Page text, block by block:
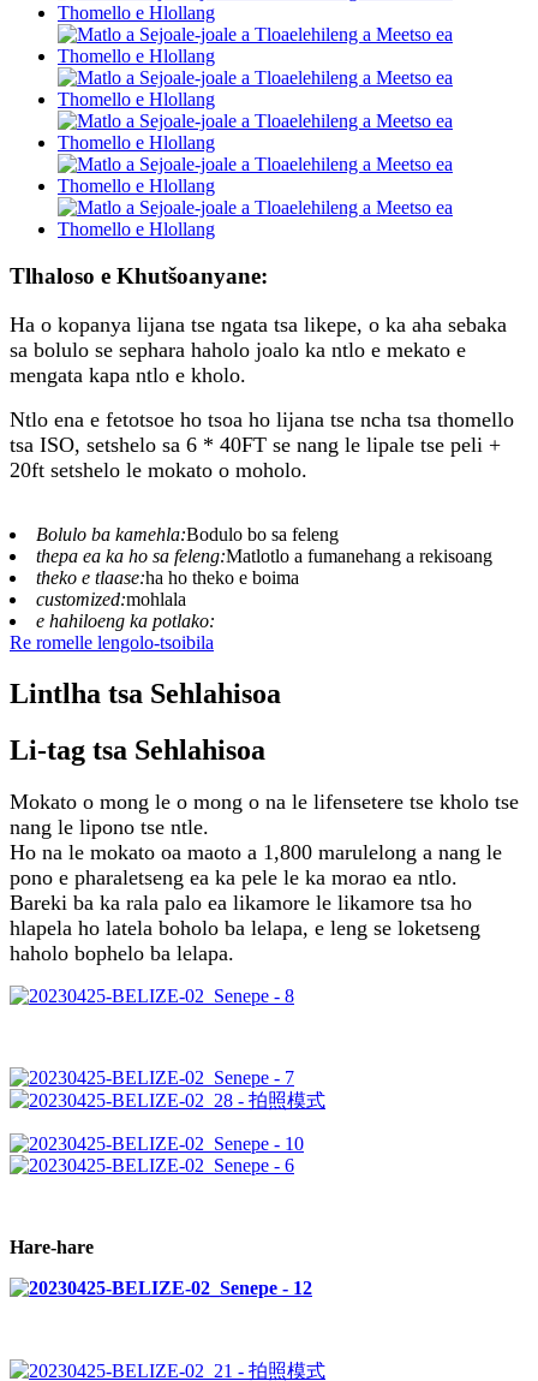
Tlhaloso e Khutšoanyane:
Ha o kopanya lijana tse ngata tsa likepe, o ka aha sebaka
sa bolulo se sephara haholo joalo ka ntlo e mekato e
mengata kapa ntlo e kholo.
Ntlo ena e fetotsoe ho tsoa ho lijana tse ncha tsa thomello
tsa ISO, setshelo sa 6 * 40FT se nang le lipale tse peli +
20ft setshelo le mokato o moholo.
Bolulo ba kamehla:Bodulo bo sa feleng
thepa ea ka ho sa feleng:Matlotlo a fumanehang a rekisoang
theko e tlaase:ha ho theko e boima
customized:mohlala
e hahiloeng ka potlako:
Re romelle lengolo-tsoibila
Lintlha tsa Sehlahisoa
Li-tag tsa Sehlahisoa
Mokato o mong le o mong o na le lifensetere tse kholo tse
nang le lipono tse ntle.
Ho na le mokato oa maoto a 1,800 marulelong a nang le
pono e pharaletseng ea ka pele le ka morao ea ntlo.
Bareki ba ka rala palo ea likamore le likamore tsa ho
hlapela ho latela boholo ba lelapa, e leng se loketseng
haholo bophelo ba lelapa.
Hare-hare